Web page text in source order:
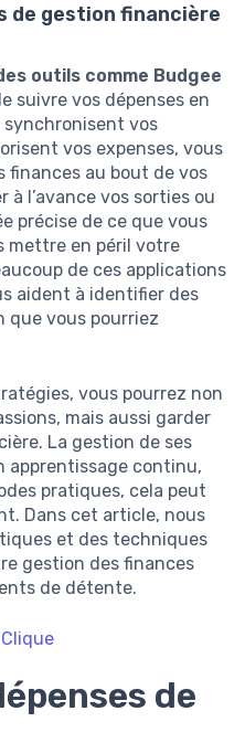
de gestion financière
outils comme Budgee
suivre vos dépenses en
synchronisent vos
vos expenses, vous
finances au bout de vos
à l’avance vos sorties ou
précise de ce que vous
mettre en péril votre
de ces applications
aident à identifier des
que vous pourriez
vous pourrez non
mais aussi garder
La gestion de ses
apprentissage continu,
pratiques, cela peut
Dans cet article, nous
et des techniques
gestion des finances
de détente.
Clique
de